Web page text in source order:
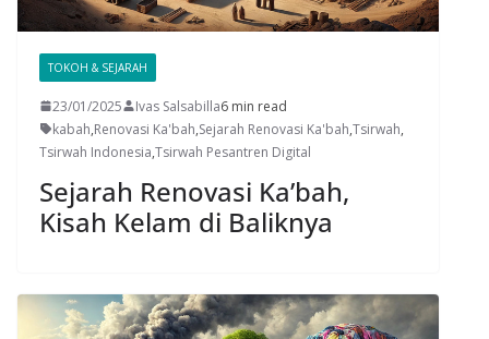
TOKOH & SEJARAH
23/01/2025 Ivas Salsabilla6 min read
kabah,Renovasi Ka'bah,Sejarah Renovasi Ka'bah,Tsirwah,
Tsirwah Indonesia,Tsirwah Pesantren Digital
Sejarah Renovasi Ka’bah,
Kisah Kelam di Baliknya